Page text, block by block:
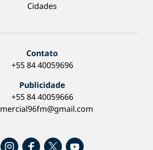
Cidades
Contato
+55 84 40059696
Publicidade
+55 84 40059666